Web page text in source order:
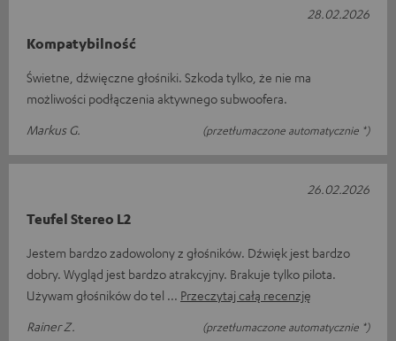
Kompatybilność
Świetne, dźwięczne głośniki. Szkoda tylko, że nie ma
możliwości podłączenia aktywnego subwoofera.
Markus G.
(przetłumaczone automatycznie *)
28.02.2026
Teufel Stereo L2
Jestem bardzo zadowolony z głośników. Dźwięk jest bardzo
dobry. Wygląd jest bardzo atrakcyjny. Brakuje tylko pilota.
Używam głośników do tel
Przeczytaj całą recenzję
Rainer Z.
(przetłumaczone automatycznie *)
26.02.2026